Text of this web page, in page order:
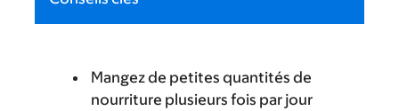
Mangez de petites quantités de
nourriture plusieurs fois par jour